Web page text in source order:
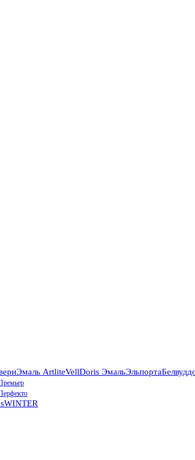
Эмаль ArtliteVellDoris ЭмальЭльпорта
WINTER